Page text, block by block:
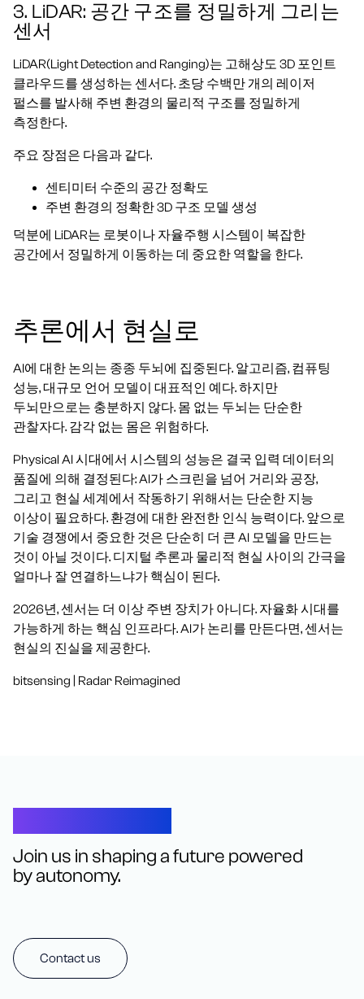
3. LiDAR: 공간 구조를 정밀하게 그리는
센서
LiDAR(Light Detection and Ranging)는 고해상도 3D 포인트
클라우드를 생성하는 센서다. 초당 수백만 개의 레이저
펄스를 발사해 주변 환경의 물리적 구조를 정밀하게
측정한다.
주요 장점은 다음과 같다.
센티미터 수준의 공간 정확도
주변 환경의 정확한 3D 구조 모델 생성
덕분에 LiDAR는 로봇이나 자율주행 시스템이 복잡한
공간에서 정밀하게 이동하는 데 중요한 역할을 한다.
추론에서 현실로
AI에 대한 논의는 종종 두뇌에 집중된다. 알고리즘, 컴퓨팅
성능, 대규모 언어 모델이 대표적인 예다. 하지만
두뇌만으로는 충분하지 않다. 몸 없는 두뇌는 단순한
관찰자다. 감각 없는 몸은 위험하다.
Physical AI 시대에서 시스템의 성능은 결국 입력 데이터의
품질에 의해 결정된다: AI가 스크린을 넘어 거리와 공장,
그리고 현실 세계에서 작동하기 위해서는 단순한 지능
이상이 필요하다. 환경에 대한 완전한 인식 능력이다. 앞으로
기술 경쟁에서 중요한 것은 단순히 더 큰 AI 모델을 만드는
것이 아닐 것이다. 디지털 추론과 물리적 현실 사이의 간극을
얼마나 잘 연결하느냐가 핵심이 된다.
2026년, 센서는 더 이상 주변 장치가 아니다. 자율화 시대를
가능하게 하는 핵심 인프라다. AI가 논리를 만든다면, 센서는
현실의 진실을 제공한다.
bitsensing | Radar Reimagined
Join us in shaping a future powered
by autonomy.
Contact us